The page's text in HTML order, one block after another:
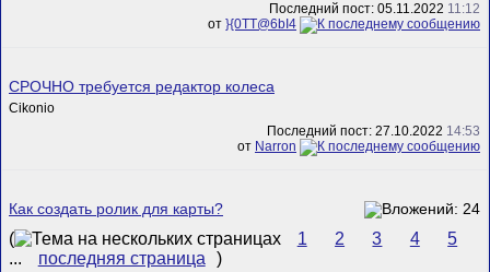
Последний пост: 05.11.2022 11:12
от }{0TT@6bI4
СРОЧНО требуется редактор колеса
Cikonio
Последний пост: 27.10.2022 14:53
от Narron
Как создать ролик для карты?
( 1 2 3 4
5
...
последняя страница )